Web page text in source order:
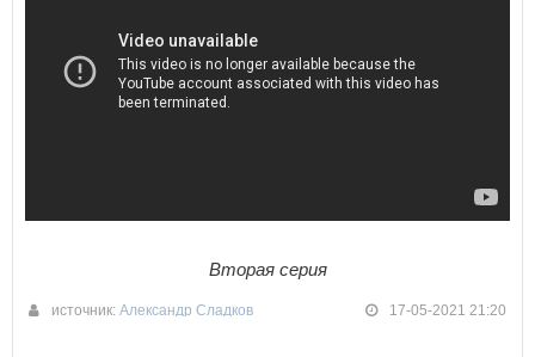
Вторая серия
источник: Александр Сладков 17-05-2021 21:20